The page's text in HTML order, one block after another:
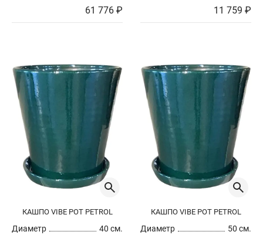
61 776 ₽ 11 759 ₽
КАШПО VIBE POT PETROL
Диаметр
40 см.
КАШПО VIBE POT PETROL
Диаметр
50 см.